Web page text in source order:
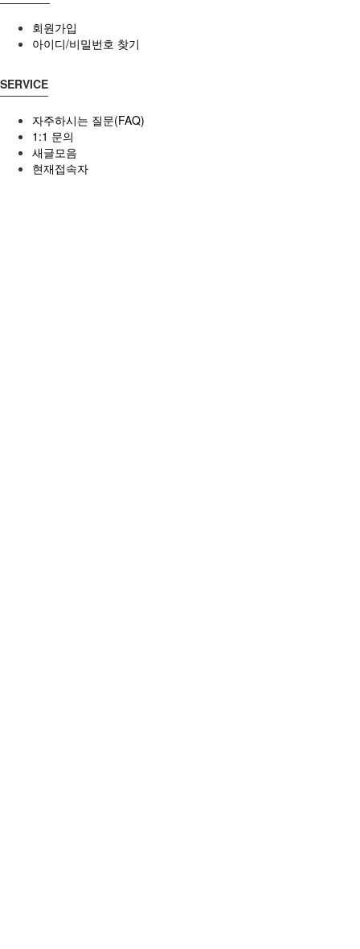
회원가입
아이디/비밀번호 찾기
SERVICE
자주하시는 질문(FAQ)
1:1 문의
새글모음
현재접속자